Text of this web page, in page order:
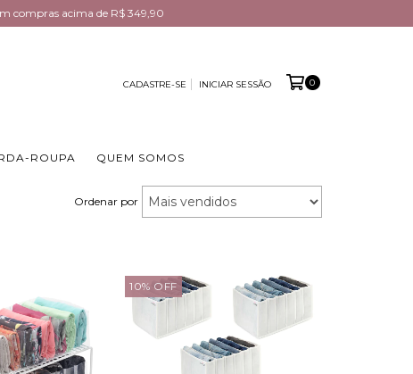
compras acima de R$ 349,90
CADASTRE-SE INICIAR SESSÃO 0
ROUPA QUEM SOMOS
Ordenar por
10% OFF